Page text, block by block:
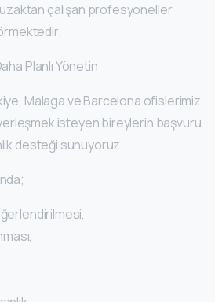
uzaktan çalışan profesyoneller
Planlı Yönetin
Malaga ve Barcelona ofislerimiz
yerleşmek isteyen bireylerin başvuru
desteği sunuyoruz.